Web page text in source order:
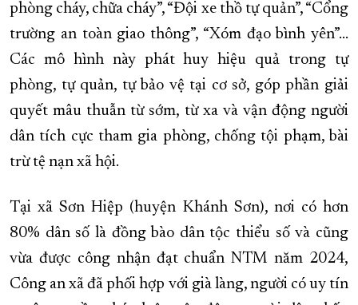
phòng cháy, chữa cháy”, “Đội xe thồ tự quản”, “Cổng
trường an toàn giao thông”, “Xóm đạo bình yên”...
Các mô hình này phát huy hiệu quả trong tự
phòng, tự quản, tự bảo vệ tại cơ sở, góp phần giải
quyết mâu thuẫn từ sớm, từ xa và vận động người
dân tích cực tham gia phòng, chống tội phạm, bài
trừ tệ nạn xã hội.
Tại xã Sơn Hiệp (huyện Khánh Sơn), nơi có hơn
80% dân số là đồng bào dân tộc thiểu số và cũng
vừa được công nhận đạt chuẩn NTM năm 2024,
Công an xã đã phối hợp với già làng, người có uy tín